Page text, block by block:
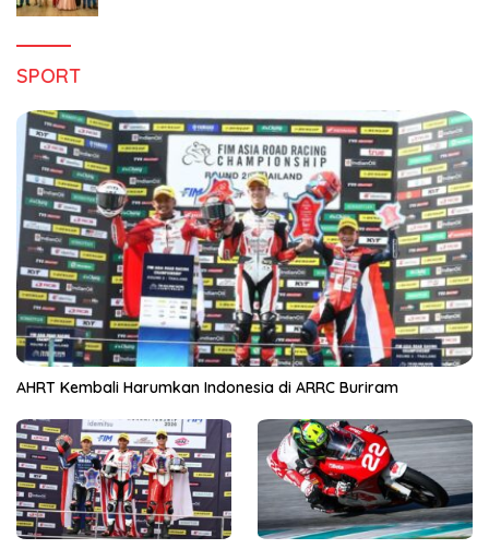
SPORT
AHRT Kembali Harumkan Indonesia di ARRC Buriram